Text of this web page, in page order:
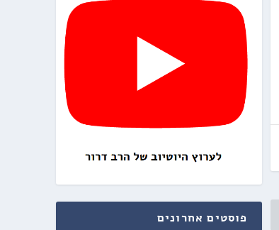
פוסטים אחרונים